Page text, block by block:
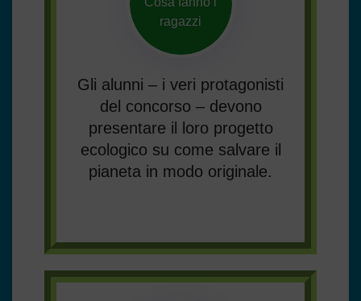
ragazzi
Gli alunni – i veri protagonisti
del concorso – devono
presentare il loro progetto
ecologico su come salvare il
pianeta in modo originale.